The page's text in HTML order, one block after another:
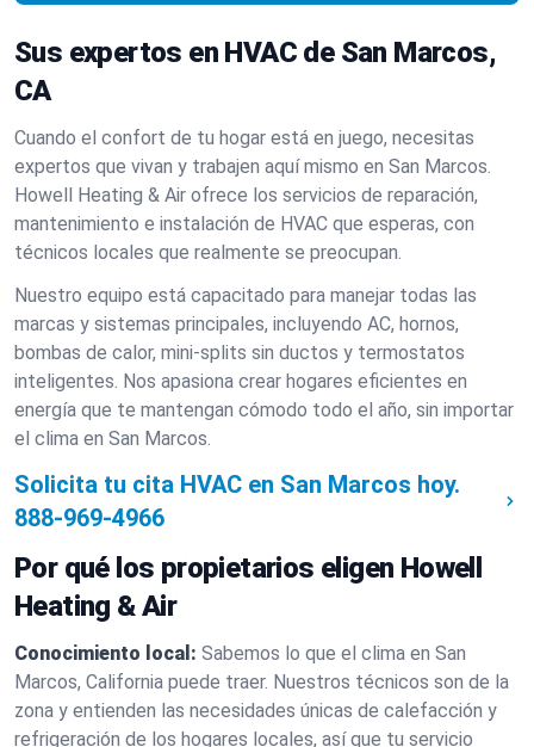
Sus expertos en HVAC de San Marcos,
CA
Cuando el confort de tu hogar está en juego, necesitas
expertos que vivan y trabajen aquí mismo en San Marcos.
Howell Heating & Air ofrece los servicios de reparación,
mantenimiento e instalación de HVAC que esperas, con
técnicos locales que realmente se preocupan.
Nuestro equipo está capacitado para manejar todas las
marcas y sistemas principales, incluyendo AC, hornos,
bombas de calor, mini-splits sin ductos y termostatos
inteligentes. Nos apasiona crear hogares eficientes en
energía que te mantengan cómodo todo el año, sin importar
el clima en San Marcos.
Solicita tu cita HVAC en San Marcos hoy.
888-969-4966
Por qué los propietarios eligen Howell
Heating & Air
Conocimiento local: Sabemos lo que el clima en San
Marcos, California puede traer. Nuestros técnicos son de la
zona y entienden las necesidades únicas de calefacción y
refrigeración de los hogares locales, así que tu servicio